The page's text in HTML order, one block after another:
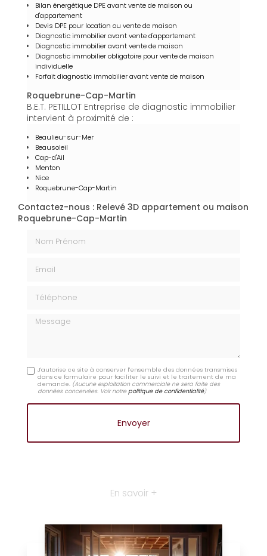
Bilan énergétique DPE avant vente de maison ou
d'appartement
Devis DPE pour location ou vente de maison
Diagnostic immobilier avant vente d'appartement
Diagnostic immobilier avant vente de maison
Diagnostic immobilier obligatoire pour vente de maison
individuelle
Forfait diagnostic immobilier avant vente de maison
Roquebrune-Cap-Martin
B.E.T. PETILLOT Entreprise de diagnostic immobilier
intervient à proximité de :
Beaulieu-sur-Mer
Beausoleil
Cap-d'Ail
Menton
Nice
Roquebrune-Cap-Martin
Contactez-nous : Relevé 3D appartement ou maison
Roquebrune-Cap-Martin
Message
J'autorise ce site à conserver l'ensemble des données transmises
dans ce formulaire pour faciliter le suivi et le traitement de ma
demande. (Aucune exploitation commerciale ne sera faite des
données concervées. Voir notrepolitique de confidentialité)
En savoir +